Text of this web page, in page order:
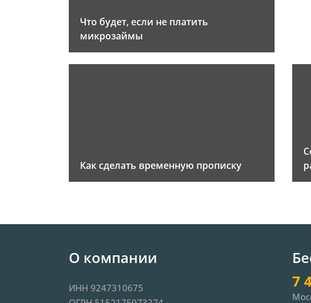
Что будет, если не платить
микрозаймы
Как сделать временную прописку
О компании
ИНН 9247310675
7